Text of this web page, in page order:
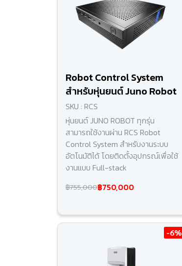
Robot Control System
สำหรับหุ่นยนต์ Juno Robot
SKU : RCS
หุ่นยนต์ JUNO ROBOT ทุกรุ่น
สามารถใช้งานผ่าน RCS Robot
Control System สำหรับงานระบบ
อัตโนมัติได้ โดยติดตั้งอุปกรณ์เพื่อใช้
งานแบบ Full-stack
฿755,000฿750,000
-6%